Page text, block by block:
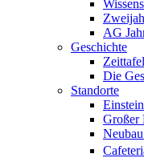
AG
Geschichte
Zeittafel
Die
Standorte
Großer